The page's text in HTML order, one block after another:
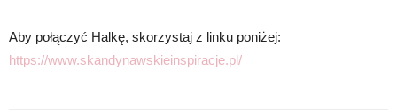
Aby połączyć Halkę, skorzystaj z linku poniżej:
https://www.skandynawskieinspiracje.pl/